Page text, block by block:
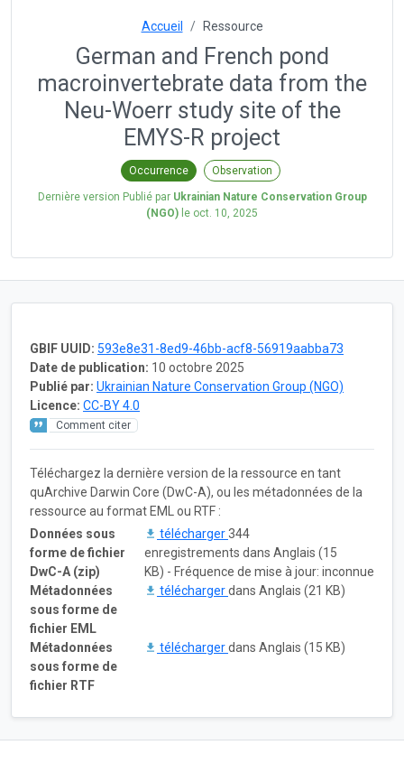
Accueil Ressource
German and French pond
macroinvertebrate data from the
Neu-Woerr study site of the
EMYS-R project
Occurrence Observation
Dernière version Publié par Ukrainian Nature Conservation Group
(NGO) le oct. 10, 2025
GBIF UUID: 593e8e31-8ed9-46bb-acf8-56919aabba73
Date de publication: 10 octobre 2025
Publié par: Ukrainian Nature Conservation Group (NGO)
Licence: CC-BY 4.0
Comment citer
Téléchargez la dernière version de la ressource en tant
quArchive Darwin Core (DwC-A), ou les métadonnées de la
ressource au format EML ou RTF :
Données sous
forme de fichier
DwC-A (zip)
télécharger344
enregistrements dans Anglais (15
KB) - Fréquence de mise à jour: inconnue
Métadonnées
sous forme de
fichier EML
téléchargerdans Anglais (21 KB)
Métadonnées
sous forme de
fichier RTF
téléchargerdans Anglais (15 KB)